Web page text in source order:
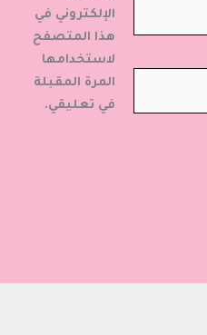
الإلكتروني في
هذا المتصفح
لاستخدامها
المرة المقبلة
في تعليقي.